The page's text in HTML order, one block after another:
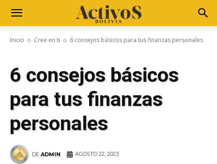
Inicio Cree en ti 6 consejos básicos para tus finanzas personales
6 consejos básicos
para tus finanzas
personales
DE ADMIN AGOSTO 22, 2023